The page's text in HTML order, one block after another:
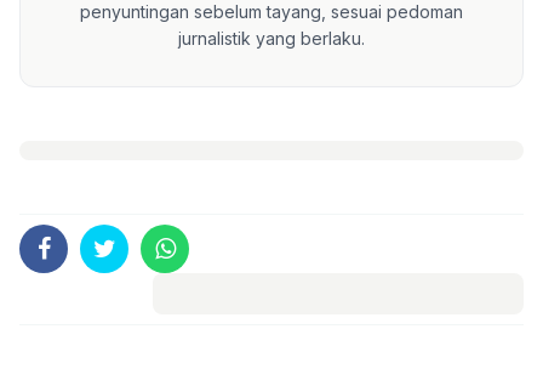
penyuntingan sebelum tayang, sesuai pedoman
jurnalistik yang berlaku.